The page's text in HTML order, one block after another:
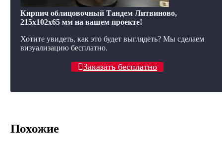
Кирпич облицовочный Тандем Литвиново,
215x102x65 мм на вашем проекте!
Хотите увидеть, как это будет выглядеть? Мы сделаем
визуализацию бесплатно.
Заказать бесплатно
Похожие